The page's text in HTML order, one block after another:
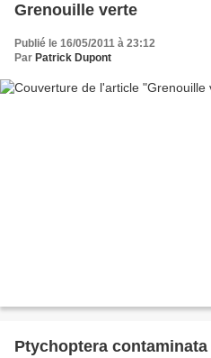
Grenouille verte
Publié le 16/05/2011 à 23:12
Par Patrick Dupont
Ptychoptera contaminata